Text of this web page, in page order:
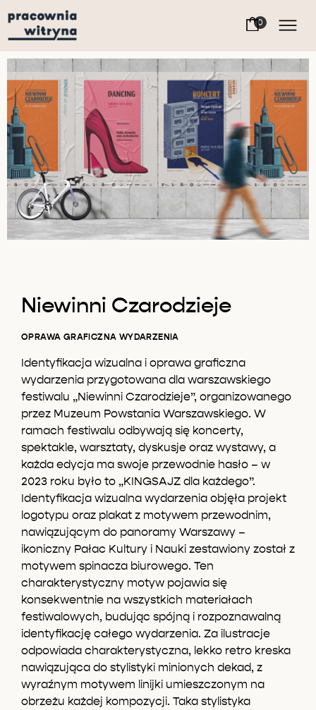
Niewinni Czarodzieje
OPRAWA GRAFICZNA WYDARZENIA
Identyfikacja wizualna i oprawa graficzna
wydarzenia przygotowana dla warszawskiego
festiwalu „Niewinni Czarodzieje”, organizowanego
przez Muzeum Powstania Warszawskiego. W
ramach festiwalu odbywają się koncerty,
spektakle, warsztaty, dyskusje oraz wystawy, a
każda edycja ma swoje przewodnie hasło – w
2023 roku było to „KINGSAJZ dla każdego”.
Identyfikacja wizualna wydarzenia objęła projekt
logotypu oraz plakat z motywem przewodnim,
nawiązującym do panoramy Warszawy –
ikoniczny Pałac Kultury i Nauki zestawiony został z
motywem spinacza biurowego. Ten
charakterystyczny motyw pojawia się
konsekwentnie na wszystkich materiałach
festiwalowych, budując spójną i rozpoznawalną
identyfikację całego wydarzenia. Za ilustracje
odpowiada charakterystyczna, lekko retro kreska
nawiązująca do stylistyki minionych dekad, z
wyraźnym motywem linijki umieszczonym na
obrzeżu każdej kompozycji. Taka stylistyka